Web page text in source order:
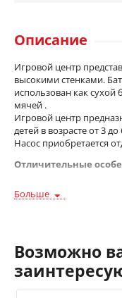
Описание
Игровой центр
высокими стенками.
использован как сухой
мячей .
Игровой центр
детей в возрасте от 3 до
Насос приобретается
Отличительные
улице.
Размер - диаметр
Больше
Возможно